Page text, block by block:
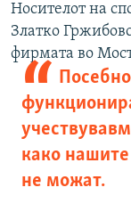
Носителот на
Златко
фирмата во
како
не можат.